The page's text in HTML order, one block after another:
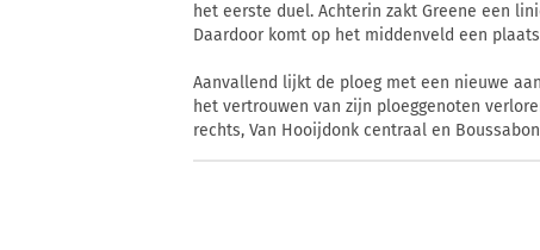
het eerste duel. Achterin zakt Greene een
Daardoor komt op het middenveld een
Aanvallend lijkt de ploeg met een nieuwe
het vertrouwen van zijn ploeggenoten
rechts, Van Hooijdonk centraal en